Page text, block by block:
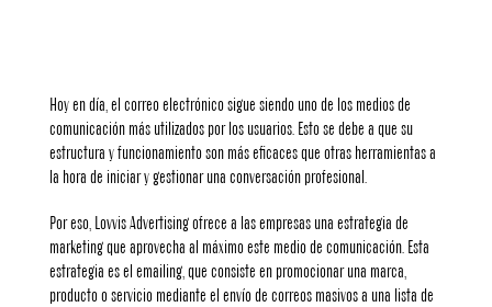
Hoy en día, el correo electrónico sigue siendo uno de los medios de
comunicación más utilizados por los usuarios. Esto se debe a que su
estructura y funcionamiento son más eficaces que otras herramientas a
la hora de iniciar y gestionar una conversación profesional.
Por eso, Lovvis Advertising ofrece a las empresas una estrategia de
marketing que aprovecha al máximo este medio de comunicación. Esta
estrategia es el emailing, que consiste en promocionar una marca,
producto o servicio mediante el envío de correos masivos a una lista de